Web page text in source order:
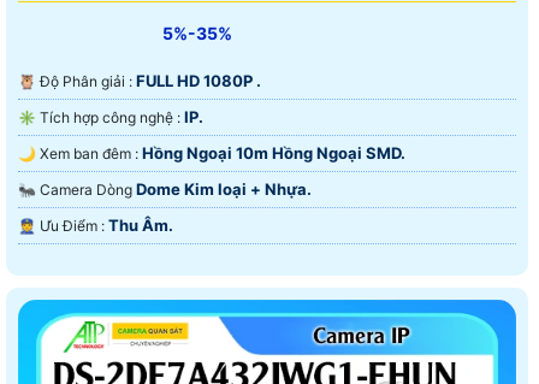
5%-35%
🦉 Độ Phân giải : FULL HD 1080P .
✳️ Tích hợp công nghệ : IP.
🌙 Xem ban đêm : Hồng Ngoại 10m Hồng Ngoại SMD.
🐜 Camera Dòng Dome Kim loại + Nhựa.
️👮 Ưu Điểm : Thu Âm.